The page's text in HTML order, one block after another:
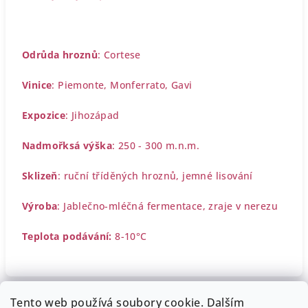
Tento web používá soubory cookie. Dalším
Odrůda hroznů: Cortese
Vinice: Piemonte, Monferrato, Gavi
Expozice: Jihozápad
Nadmořksá výška: 250 - 300 m.n.m.
Sklizeň: ruční tříděných hroznů, jemné lisování
Výroba: Jablečno-mléčná fermentace, zraje v nerezu
Teplota podávání:8-10°C